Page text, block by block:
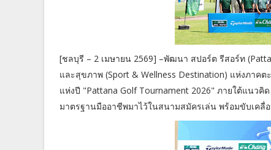
[ชลบุรี – 2 เมษายน 2569] –พัฒนา สปอร์ต รีสอร์ท
และสุขภาพ (Sport & Wellness Destination) แห่งภาค
แห่งปี "Pattana Golf Tournament 2026" ภายใต้แนวคิ
มาตรฐานมืออาชีพมาไว้ในสนามสมัครเล่น พร้อมขับเคลื่